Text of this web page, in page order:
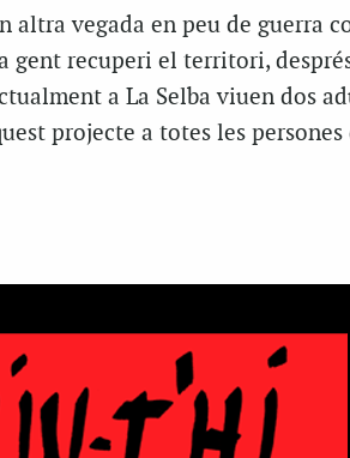
altra vegada en peu de guerra
gent recuperi el territori, després
a La Selba viuen dos
projecte a totes les